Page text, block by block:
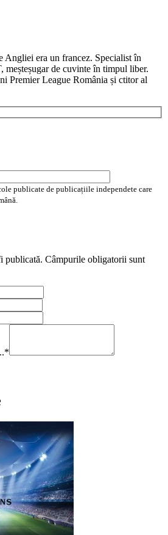
Angliei era un francez. Specialist în
meșteșugar de cuvinte în timpul liber.
Premier League România și ctitor al
publicate de publicațiile independete care
publicată. Câmpurile obligatorii sunt
*